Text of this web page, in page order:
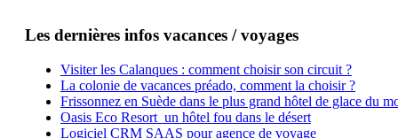
Les dernières infos vacances / voyages
Visiter les Calanques : comment choisir son circuit ?
La colonie de vacances préado, comment la choisir ?
Frissonnez en Suède dans le plus grand hôtel de glace du
Oasis Eco Resort un hôtel fou dans le désert
Logiciel CRM SAAS pour agence de voyage